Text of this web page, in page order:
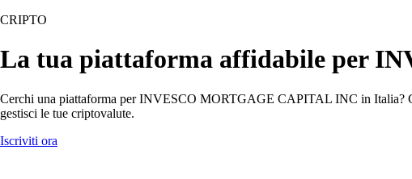
CRIPTO
La tua piattaforma affidabile per
Cerchi una piattaforma per INVESCO MORTGAGE CAPITAL INC in
gestisci le tue criptovalute.
Iscriviti ora